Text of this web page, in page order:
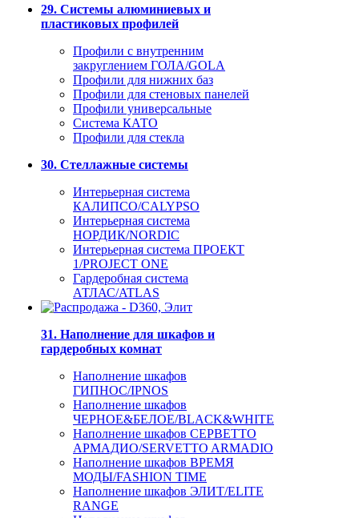
29. Системы алюминиевых и
пластиковых профилей
Профили с внутренним
закруглением ГОЛА/GOLA
Профили для нижних баз
Профили для стеновых панелей
Профили универсальные
Система КАТО
Профили для стекла
30. Стеллажные системы
Интерьерная система
КАЛИПСО/CALYPSO
Интерьерная система
НОРДИК/NORDIC
Интерьерная система ПРОЕКТ
1/PROJECT ONE
Гардеробная система
АТЛАС/ATLAS
31. Наполнение для шкафов и
гардеробных комнат
Наполнение шкафов
ГИПНОС/IPNOS
Наполнение шкафов
ЧЕРНОЕ&БЕЛОЕ/BLACK&WHITE
Наполнение шкафов СЕРВЕТТО
АРМАДИО/SERVETTO ARMADIO
Наполнение шкафов ВРЕМЯ
МОДЫ/FASHION TIME
Наполнение шкафов ЭЛИТ/ELITE
RANGE